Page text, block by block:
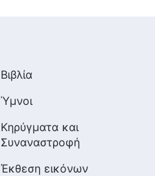
Βιβλία
Ύμνοι
Κηρύγματα και
Συναναστροφή
Έκθεση εικόνων